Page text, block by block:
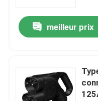
meilleur prix